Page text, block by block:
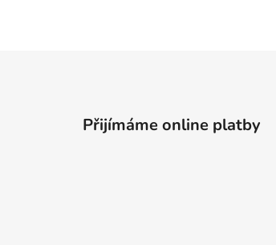
Přijímáme online platby